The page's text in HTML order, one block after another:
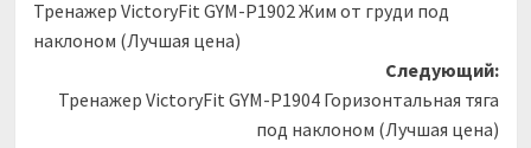
записи
Тренажер VictoryFit GYM-P1902 Жим от груди под
наклоном (Лучшая цена)
Следующий:
Тренажер VictoryFit GYM-P1904 Горизонтальная тяга
под наклоном (Лучшая цена)